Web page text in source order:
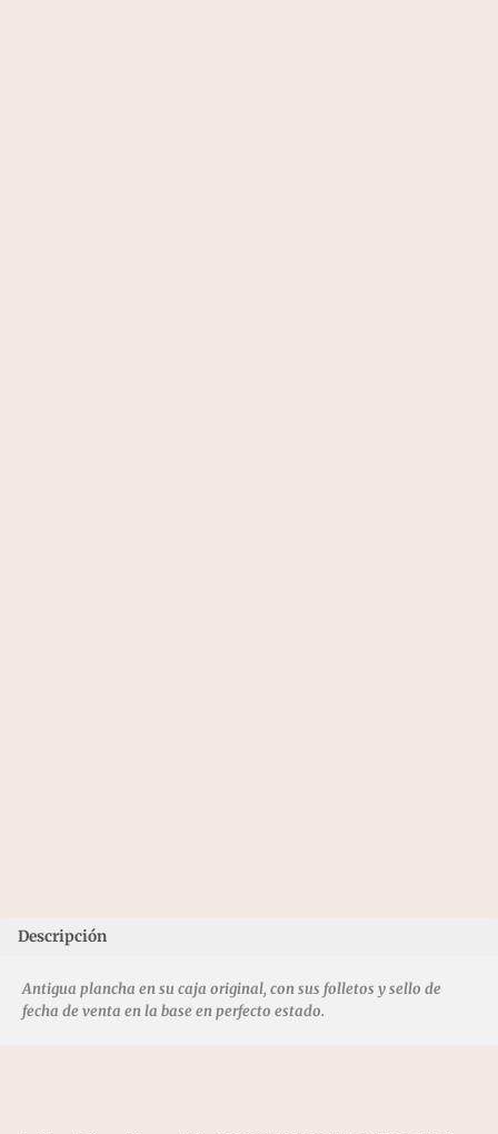
Descripción
Antigua plancha en su caja original, con sus folletos y sello de
fecha de venta en la base en perfecto estado.